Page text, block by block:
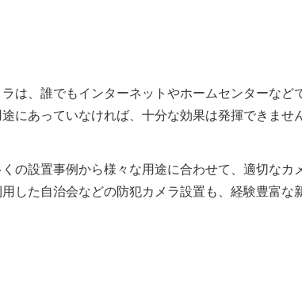
は、誰でもインターネットやホームセンターなど
にあっていなければ、十分な効果は発揮できません
の設置事例から様々な用途に合わせて、適切なカ
した自治会などの防犯カメラ設置も、経験豊富な